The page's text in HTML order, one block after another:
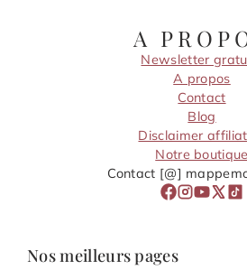
A
Newsletter
A propos
Contact
Blog
Disclaimer
Notre boutique
Contact [@]
Nos meilleurs pages